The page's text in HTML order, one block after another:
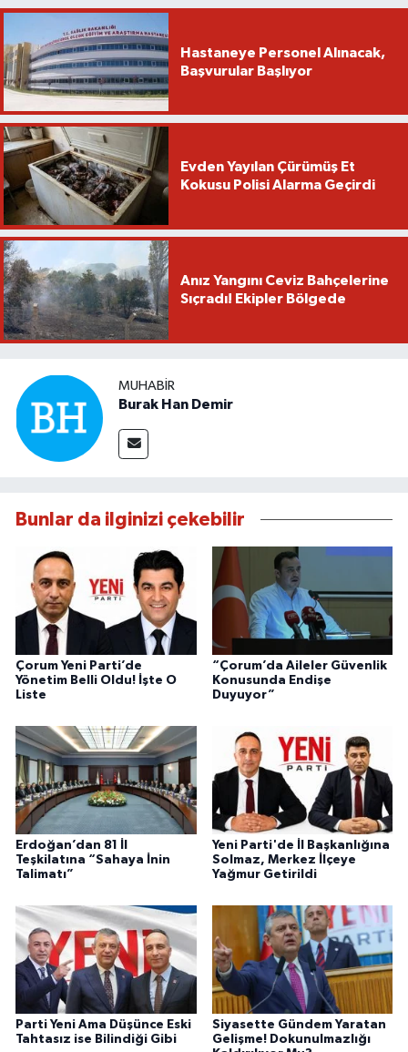
Hastaneye Personel Alınacak,
Başvurular Başlıyor
Evden Yayılan Çürümüş Et
Kokusu Polisi Alarma Geçirdi
Anız Yangını Ceviz Bahçelerine
Sıçradı! Ekipler Bölgede
MUHABIR
Burak Han Demir
Bunlar da ilginizi çekebilir
Çorum Yeni Parti’de
Yönetim Belli Oldu! İşte O
Liste
“Çorum’da Aileler Güvenlik
Konusunda Endişe
Duyuyor”
Erdoğan’dan 81 İl
Teşkilatına “Sahaya İnin
Talimatı”
Yeni Parti'de İl Başkanlığına
Solmaz, Merkez İlçeye
Yağmur Getirildi
Parti Yeni Ama Düşünce Eski
Tahtasız ise Bilindiği Gibi
Siyasette Gündem Yaratan
Gelişme! Dokunulmazlığı